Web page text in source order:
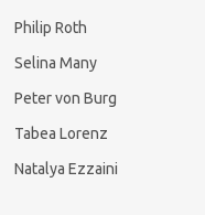
Philip Roth
Selina Many
Peter von Burg
Tabea Lorenz
Natalya Ezzaini